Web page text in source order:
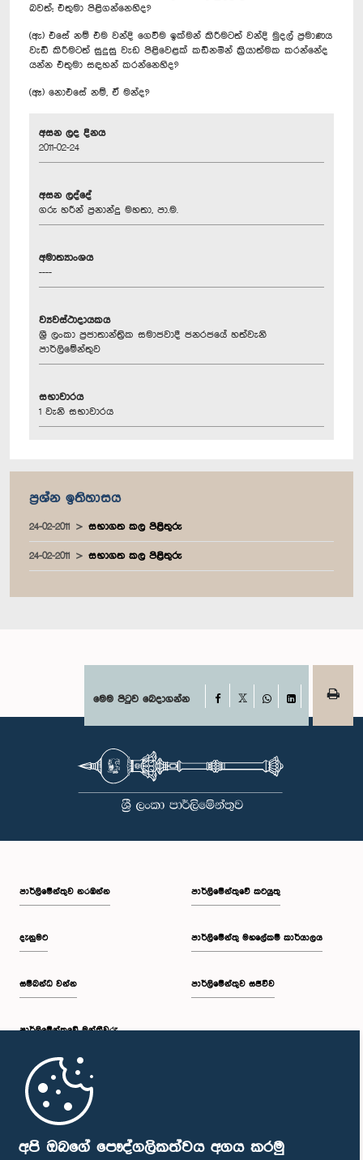
අපි ඔබගේ පෞද්ගලිකත්වය අගය කරමු
බවත්; එතුමා පිළිගන්නෙහිද?
(ඇ) එසේ නම් එම වන්දි ගෙවීම ඉක්මන් කිරීමටත් වන්දි මුදල් ප්‍රමාණය
වැඩි කිරීමටත් සුදුසු වැඩ පිළිවෙළක් කඩිනමින් ක්‍රියාත්මක කරන්නේද
යන්න එතුමා සඳහන් කරන්නෙහිද?
(ඈ) නොඑසේ නම්, ඒ මන්ද?
අසන ලද දිනය
2011-02-24
අසන ලද්දේ
ගරු හරීන් ප්‍රනාන්දු මහතා, පා.ම.
අමාත්‍යාංශය
----
ව්‍යවස්ථාදායකය
ශ්‍රී ලංකා ප්‍රජාතාන්ත්‍රික සමාජවාදී ජනරජයේ හත්වැනි
පාර්ලිමේන්තුව
සභාවාරය
1 වැනි සභාවාරය
ප්‍රශ්න ඉතිහාසය
24-02-2011 සභාගත කල පිළිතුරු
24-02-2011 සභාගත කල පිළිතුරු
මෙම පිටුව බෙදාගන්න Facebook
WhatsAppLinkedIn
පාර්ලි‌මේන්තුව නරඹන්න
දැනුමට
සම්බන්ධ වන්න
පාර්ලි‌මේන්තුවේ මන්ත්‍රීවරු
මුල් පිටුව
පාර්ලිමේන්තුවේ කටයුතු
පාර්ලිමේන්තු මහලේකම් කාර්යාලය
පාර්ලිමේන්තුව සජීවීව
පාර්ලිමේන්තු ජංගම යෙදුම